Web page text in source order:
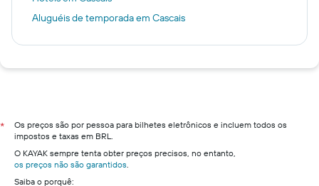
Aluguéis de temporada em Cascais
*
Os preços são por pessoa para bilhetes eletrônicos e incluem todos os
impostos e taxas em BRL.
O KAYAK sempre tenta obter preços precisos, no entanto,
os preços não são garantidos.
Saiba o porquê: